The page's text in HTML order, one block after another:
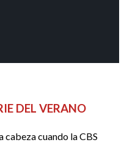
DEL VERANO
cabeza cuando la CBS